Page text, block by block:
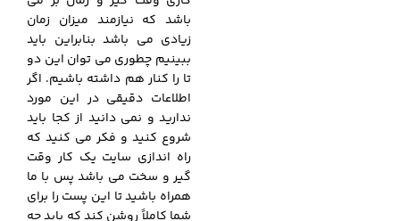
باشد که نیازمند میزان زمان
زیادی می باشد بنابراین باید
ببینیم چطوری می توان این دو
تا را کنار هم داشته باشیم. اگر
اطلاعات دقیقی در این مورد
ندارید و نمی دانید از کجا باید
شروع کنید و فکر می کنید که
راه اندازی سایت یک کار وقت
گیر و سخت می باشد پس با ما
همراه باشید تا این پست را برای
شما کاملاً روشن کند که باید چه